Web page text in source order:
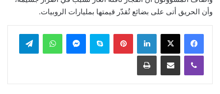
وأن الحريق أتى على بضائع تُقدّر قيمتها بمليارات الروبيات.
لينكدإن بينتيريستسكايب ماسنجر واتساب تيلقرام
ڤايبر مشاركة عبر البريد طباعة